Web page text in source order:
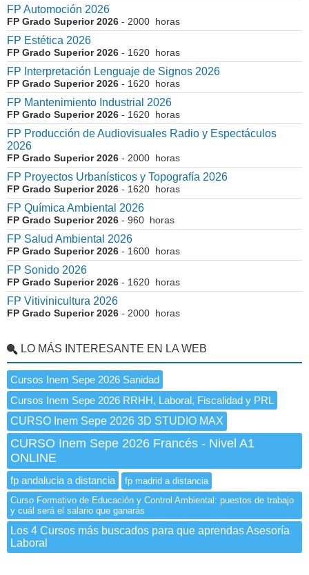
FP Automoción 2026
FP Grado Superior 2026 - 2000 horas
FP Estética 2026
FP Grado Superior 2026 - 1620 horas
FP Interpretación Lenguaje de Signos 2026
FP Grado Superior 2026 - 1620 horas
FP Mantenimiento Industrial 2026
FP Grado Superior 2026 - 1620 horas
FP Producción de Audiovisuales Radio y Espectáculos
2026
FP Grado Superior 2026 - 2000 horas
FP Proyectos Urbanísticos y Topografía 2026
FP Grado Superior 2026 - 1620 horas
FP Química Ambiental 2026
FP Grado Superior 2026 - 960 horas
FP Salud Ambiental 2026
FP Grado Superior 2026 - 1600 horas
FP Sonido 2026
FP Grado Superior 2026 - 1620 horas
FP Vitivinicultura 2026
FP Grado Superior 2026 - 2000 horas
LO MÁS INTERESANTE EN LA WEB
Cursos Inem Sepe 2026 Sanidad
Cursos Inem Sepe 2026 RRHH, Laboral, Fiscalidad y PRL
CURSO Inem Sepe 2026 3D STUDIO MAX
CURSO Inem Sepe 2026 Francés - Nivel A1
ONLINE
fp andalucia a distancia
fp madrid a distancia
Curso Formativo de Educación y Control Ambiental: puestos de trabajo
y cuál será el salario que ganarás
Los 4 Cursos más buscados para que aprendas Asesoría
Laboral